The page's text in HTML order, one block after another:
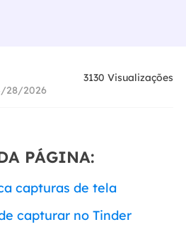
28/2026
3130 Visualizações
PÁGINA:
capturas de tela
capturar no Tinder